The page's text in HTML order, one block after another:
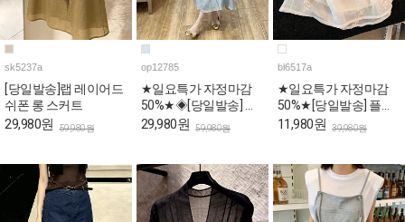
sk5237a
[당일발송]랩 레이어드
쉬폰 롱 스커트
29,980원 59,980원
op12785
★일요특가 자정마감
50%★◈[당일발송] 스
퀘어넥 스카이 퍼프 롱
29,980원 59,980원
bl6517a
★일요특가 자정마감
50%★[당일발송] 플라
워 자수 스퀘어 퍼프 페
11,980원 39,980원